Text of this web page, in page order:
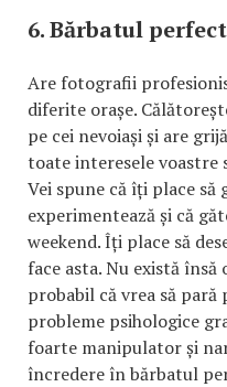
6. Bărbatul perfect
Are fotografii
diferite orașe.
pe cei nevoiași și are
toate interesele voastre
Vei spune că îți place să
experimentează și că
weekend. Îți place să
face asta. Nu există
probabil că vrea să
probleme psihologice
foarte manipulator și
încredere în bărbatul